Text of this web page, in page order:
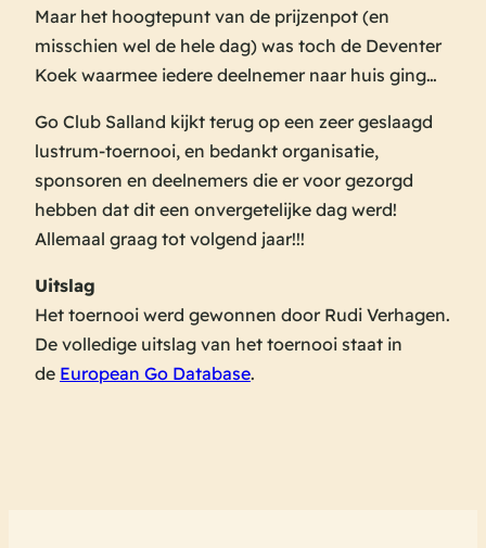
Maar het hoogtepunt van de prijzenpot (en
misschien wel de hele dag) was toch de Deventer
Koek waarmee iedere deelnemer naar huis ging…
Go Club Salland kijkt terug op een zeer geslaagd
lustrum-toernooi, en bedankt organisatie,
sponsoren en deelnemers die er voor gezorgd
hebben dat dit een onvergetelijke dag werd!
Allemaal graag tot volgend jaar!!!
Uitslag
Het toernooi werd gewonnen door Rudi Verhagen.
De volledige uitslag van het toernooi staat in
de European Go Database.